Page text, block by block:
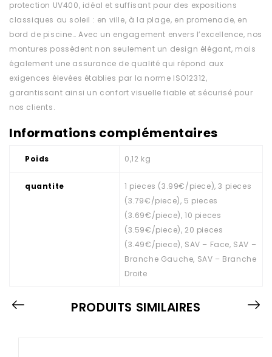
protection UV400, idéal et suffisant pour des expositions
classiques au soleil : en ville, à la plage, en promenade, en
bord de piscine… Avec un engagement envers l’excellence, nos
montures possèdent non seulement un design élégant, mais
également une assurance de qualité qui répond aux
exigences élevées établies par la norme ISO12312,
garantissant ainsi un confort visuelle fiable et sécurisé pour
nos clients.
Informations complémentaires
Poids 0,12 kg
quantite
1 pieces (3.99€/piece), 3 pieces
(3.79€/piece), 5 pieces
(3.69€/piece), 10 pieces
(3.59€/piece), 20 pieces
(3.49€/piece), SAV – Face, SAV –
Branche Gauche, SAV – Branche
Droite
PRODUITS SIMILAIRES